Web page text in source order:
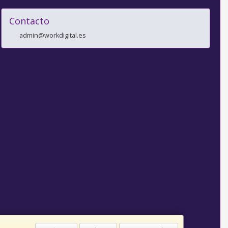
Contacto
admin@workdigital.es